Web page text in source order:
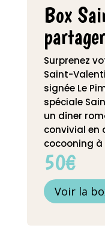
Box
Surprenez
Saint-
signée Le
spéciale
un dîner
convivial en
cocooning à
50€
Voir la